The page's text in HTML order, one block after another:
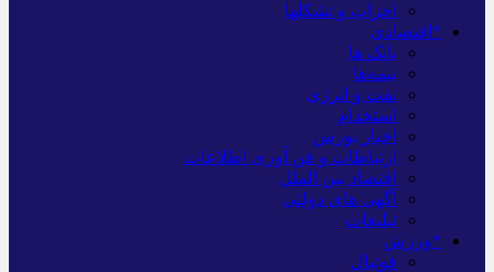
احزاب و تشکلها
*اقتصادی
بانک ها
بیمه‌ها
نفت و انرژی
استخدام
اخبار بورس
ارتباطات و فن آوری اطلاعات
اقتصاد بین الملل
آگهی های دولتی
تبلیغات
*ورزش
فوتبال